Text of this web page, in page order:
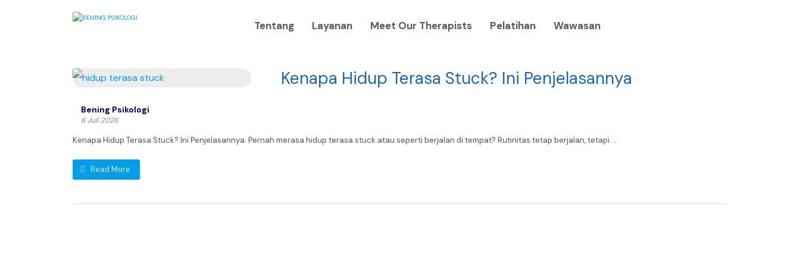
Tentang Layanan Meet Our Therapists Pelatihan Wawasan
Kenapa Hidup Terasa Stuck? Ini Penjelasannya
Bening Psikologi
6 Juli 2026
Kenapa Hidup Terasa Stuck? Ini Penjelasannya. Pernah merasa hidup terasa stuck atau seperti berjalan di tempat? Rutinitas tetap berjalan, tetapi ...
Read More